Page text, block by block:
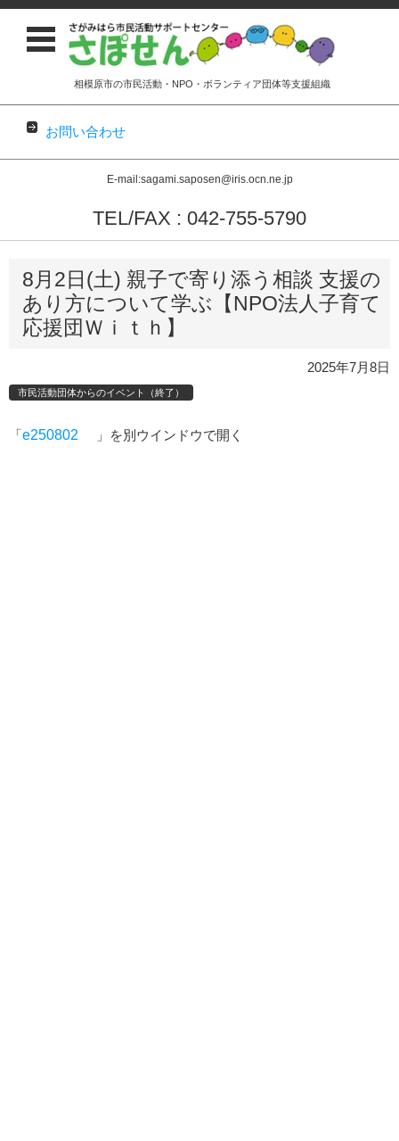
相模原市の市民活動・NPO・ボランティア団体等支援組織
お問い合わせ
E-mail:sagami.saposen@iris.ocn.ne.jp
TEL/FAX : 042-755-5790
コンテンツに移動
8月2日(土) 親子で寄り添う相談 支援の
あり方について学ぶ【NPO法人子育て
応援団Ｗｉｔｈ】
2025年7月8日
市民活動団体からのイベント（終了）
「e250802 」を別ウインドウで開く